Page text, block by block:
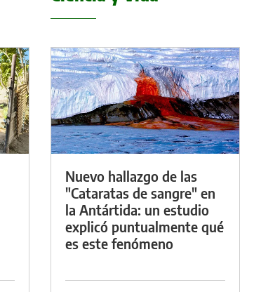
Nuevo hallazgo de las
"Cataratas de sangre" en
la Antártida: un estudio
explicó puntualmente qué
es este fenómeno